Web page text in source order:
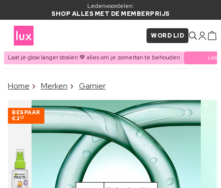
Ledenvoordelen:
SHOP ALLES MET DE MEMBERPRIJS
WORD LID
Laat je glow langer stralen 🤎 alles om je zomertan te behouden
ITEM TOEGEVOEGD AAN
WINKELMAND
Home Merken Garnier
BESPAAR
€2 24